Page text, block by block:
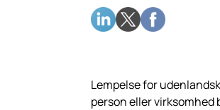
Lempelse for
person eller